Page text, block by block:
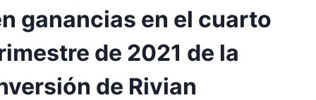
ganancias en el cuarto
de 2021 de la
de Rivian